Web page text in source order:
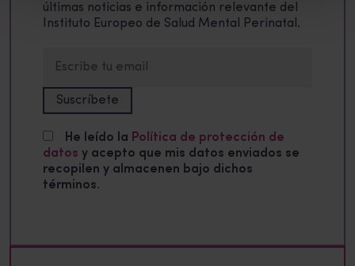
últimas noticias e información relevante del
Instituto Europeo de Salud Mental Perinatal.
He leído la Política de protección de
datos y acepto que mis datos enviados se
recopilen y almacenen bajo dichos
términos.